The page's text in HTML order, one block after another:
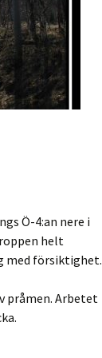
Ö-4:an nere i
helt
med försiktighet.
pråmen. Arbetet